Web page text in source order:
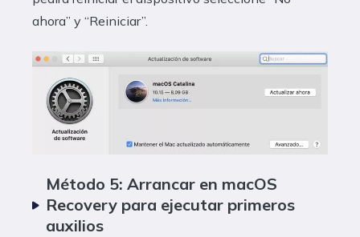
ahora” y “Reiniciar”.
Método 5: Arrancar en macOS
Recovery para ejecutar primeros
auxilios